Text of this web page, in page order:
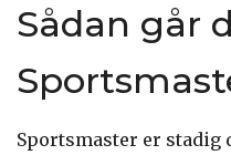
Sådan går
Sportsmaster er stadig